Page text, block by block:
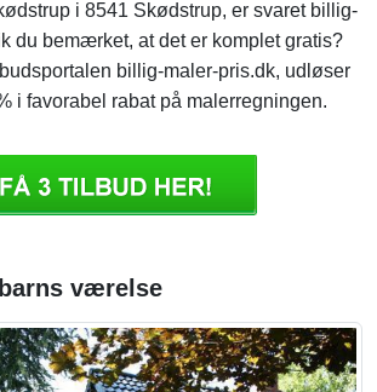
i 8541 Skødstrup, er svaret billig-
du bemærket, at det er komplet gratis?
billig-maler-pris.dk, udløser
i favorabel rabat på malerregningen.
værelse